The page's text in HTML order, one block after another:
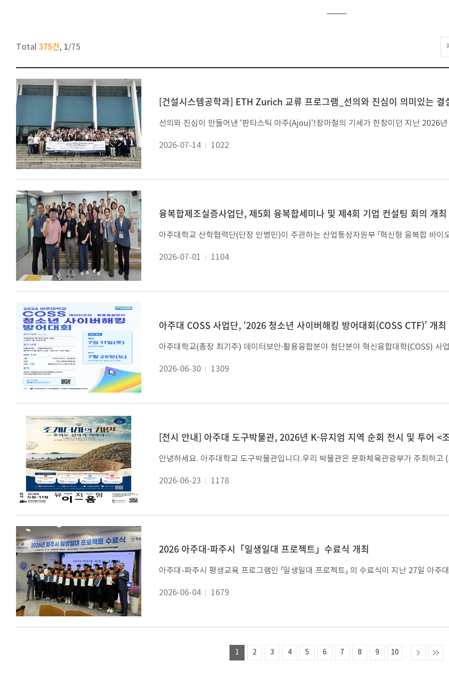
Total 375건, 1/75
[건설시스템공학과] ETH Zurich 교류 프로그램_선의와 진심이 의미있는 결
2026-07-14 1022
융복합제조실증사업단, 제5회 융복합세미나 및 제4회 기업 컨설팅 회의 개최
2026-07-01 1104
아주대 COSS 사업단, ‘2026 청소년 사이버해킹 방어대회(COSS CTF)’ 개최
2026-06-30 1309
[전시 안내] 아주대 도구박물관, 2026년 K-뮤지엄 지역 순회 전시 및 투어 <
2026-06-23 1178
2026 아주대-파주시「일생일대 프로젝트」수료식 개최
2026-06-04 1679
1 2 3 4 5 6 7 8 9 10